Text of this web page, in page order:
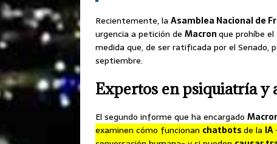
Recientemente, la Asamblea Nacional de
urgencia a petición de Macronque prohíbe el
medida que, de ser ratificada por el Senado,
septiembre.
Expertos en psiquiatría y
El segundo informe que ha encargado
examinen cómo funcionan chatbotsde la IA